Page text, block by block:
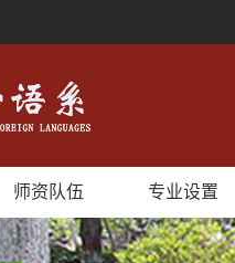
师资队伍 专业设置